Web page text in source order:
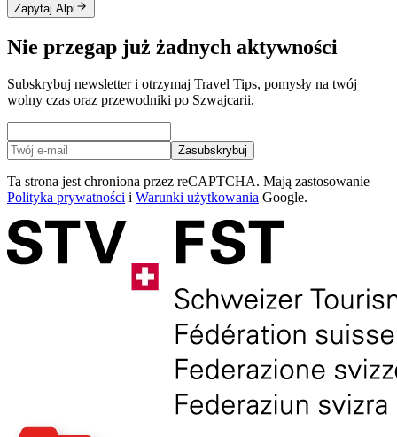
Zapytaj Alpi
Nie przegap już żadnych aktywności
Subskrybuj newsletter i otrzymaj Travel Tips, pomysły na twój
wolny czas oraz przewodniki po Szwajcarii.
Zasubskrybuj
Ta strona jest chroniona przez reCAPTCHA. Mają zastosowanie
Polityka prywatności i Warunki użytkowania Google.